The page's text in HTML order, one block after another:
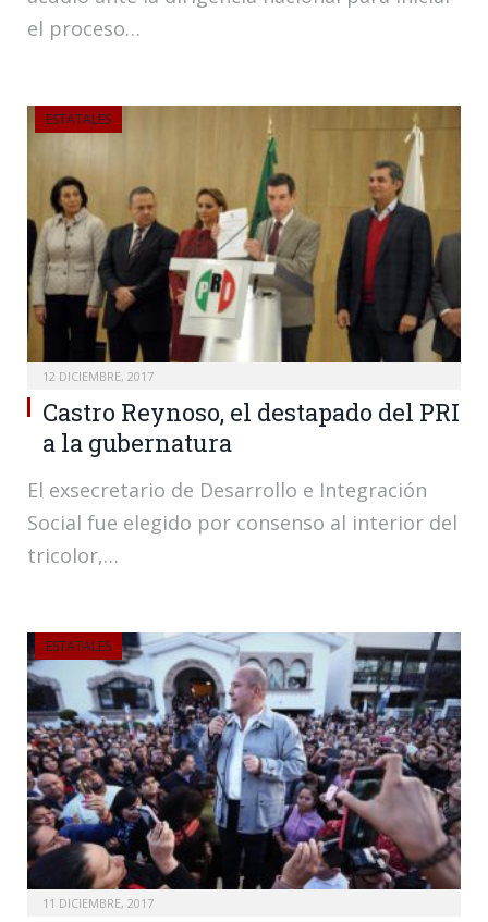
el proceso…
ESTATALES
12 DICIEMBRE, 2017
Castro Reynoso, el destapado del PRI
a la gubernatura
El exsecretario de Desarrollo e Integración
Social fue elegido por consenso al interior del
tricolor,…
ESTATALES
11 DICIEMBRE, 2017